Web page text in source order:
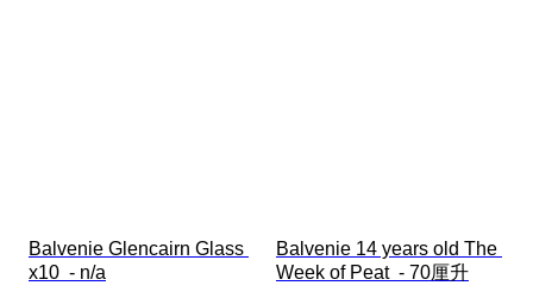
Balvenie Glencairn Glass
x10  - n/a
Balvenie 14 years old The
Week of Peat  - 70厘升